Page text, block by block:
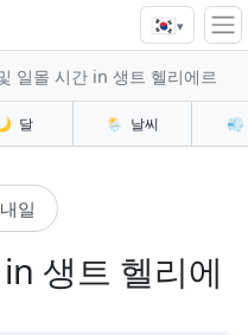
🇰🇷▾
일몰 시간 in 생트 헬리에르
달 🌦️ 날씨 💨
일
생트 헬리에